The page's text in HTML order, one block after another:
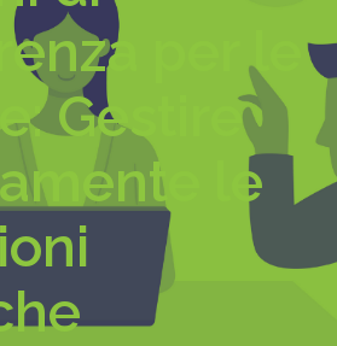
per le
Gestire
le